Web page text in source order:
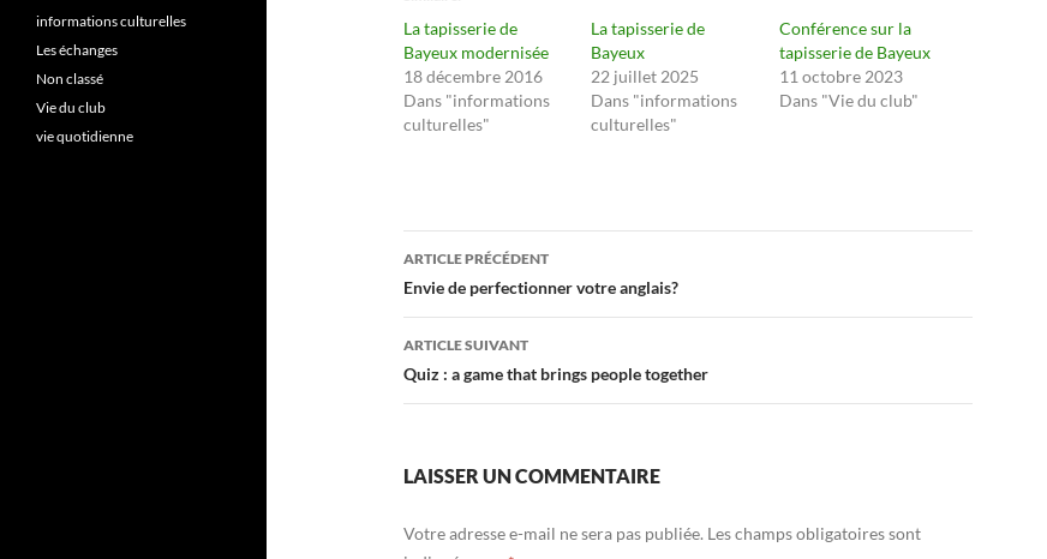
La tapisserie de
Bayeux modernisée
18 décembre 2016
Dans "informations
culturelles"
La tapisserie de
Bayeux
22 juillet 2025
Dans "informations
culturelles"
Conférence sur la
tapisserie de Bayeux
11 octobre 2023
Dans "Vie du club"
Navigation
des
articles
ARTICLE PRÉCÉDENT
Envie de perfectionner votre anglais?
ARTICLE SUIVANT
Quiz : a game that brings people together
LAISSER UN COMMENTAIRE
Votre adresse e-mail ne sera pas publiée. Les champs obligatoires sont
informations culturelles
Les échanges
Non classé
Vie du club
vie quotidienne